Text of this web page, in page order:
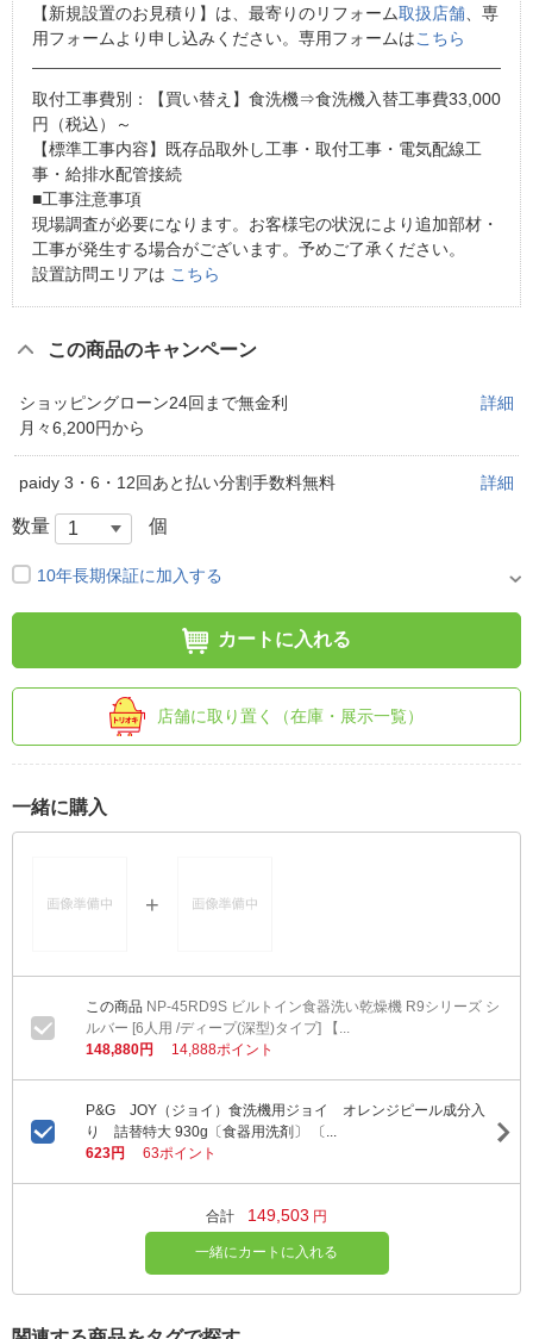
【新規設置のお見積り】は、最寄りのリフォーム取扱店舗、専
用フォームより申し込みください。専用フォームはこちら
取付工事費別：【買い替え】食洗機⇒食洗機入替工事費33,000
円（税込）～
【標準工事内容】既存品取外し工事・取付工事・電気配線工
事・給排水配管接続
■工事注意事項
現場調査が必要になります。お客様宅の状況により追加部材・
工事が発生する場合がございます。予めご了承ください。
設置訪問エリアは こちら
この商品のキャンペーン
ショッピングローン24回まで無金利
月々6,200円から
詳細
paidy 3・6・12回あと払い分割手数料無料 詳細
数量 個
10年長期保証に加入する
カートに入れる
店舗に取り置く（在庫・展示一覧）
一緒に購入
NP-45RD9S ビルトイン食器洗い乾燥機 R9シリーズ シ
ルバー [6人用 /ディープ(深型)タイプ] 【...
148,880円
14,888ポイント
P&G JOY（ジョイ）食洗機用ジョイ オレンジピール成分入
り 詰替特大 930g〔食器用洗剤〕 〔...
623円
63ポイント
合計 149,503 円
一緒にカートに入れる